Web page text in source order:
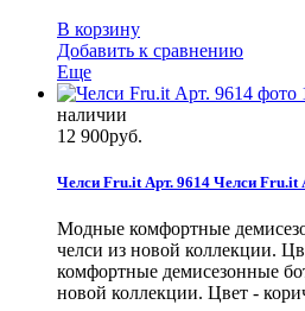
В корзину
Добавить к сравнению
Еще
наличии
12 900руб.
Челси Fru.it Арт. 9614 Челси Fru.it
Модные комфортные
челси из новой коллекции.
комфортные демисезонные
новой коллекции. Цвет -